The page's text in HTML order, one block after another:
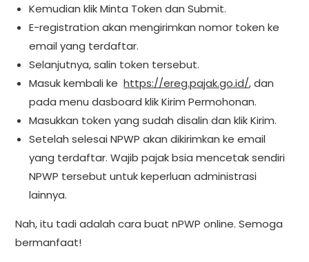
Kemudian klik Minta Token dan Submit.
E-registration akan mengirimkan nomor token ke
email yang terdaftar.
Selanjutnya, salin token tersebut.
Masuk kembali kehttps://ereg.pajak.go.id/, dan
pada menu dasboard klik Kirim Permohonan.
Masukkan token yang sudah disalin dan klik Kirim.
Setelah selesai NPWP akan dikirimkan ke email
yang terdaftar. Wajib pajak bsia mencetak sendiri
NPWP tersebut untuk keperluan administrasi
lainnya.
Nah, itu tadi adalah cara buat nPWP online. Semoga
bermanfaat!